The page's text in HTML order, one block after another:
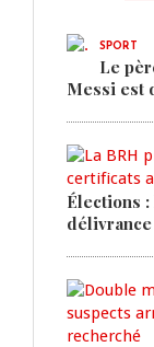
SPORT
Le
Messi est
Élections